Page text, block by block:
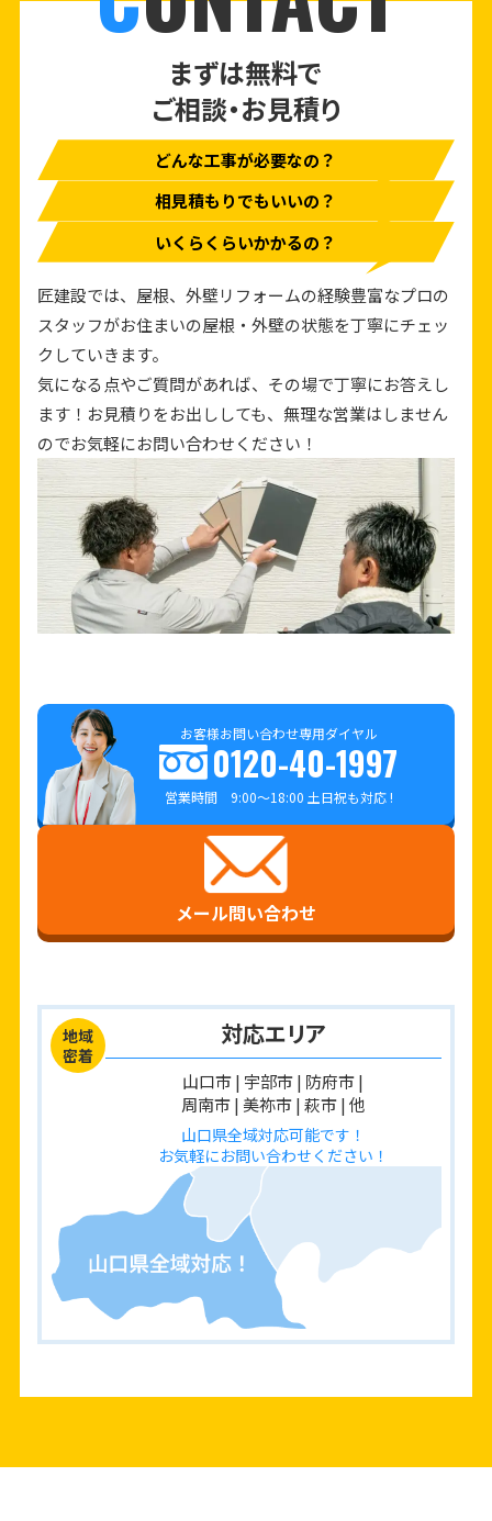
まずは無料で
ご相談・お見積り
どんな工事が必要なの？
相見積もりでもいいの？
いくらくらいかかるの？
匠建設では、屋根、外壁リフォームの経験豊富なプロの
スタッフがお住まいの屋根・外壁の状態を丁寧にチェッ
クしていきます。
気になる点やご質問があれば、その場で丁寧にお答えし
ます！お見積りをお出ししても、無理な営業はしません
のでお気軽にお問い合わせください！
お客様お問い合わせ専用ダイヤル
0120-40-1997
営業時間 9:00～18:00 土日祝も対応 !
メール問い合わせ
地域
密着
対応エリア
山口市 | 宇部市 | 防府市 |
周南市 | 美祢市 | 萩市 | 他
山口県全域対応可能です！
お気軽にお問い合わせください！